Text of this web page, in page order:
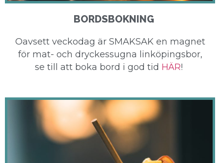
BORDSBOKNING
Oavsett veckodag är SMAKSAK en magnet
för mat- och dryckessugna linköpingsbor,
se till att boka bord i god tid HÄR!